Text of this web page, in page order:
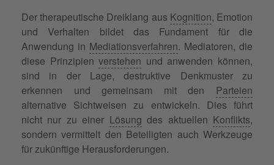
Der therapeutische Dreiklang aus Kognition, Emotion
und Verhalten bildet das Fundament für die
Anwendung in Mediationsverfahren. Mediatoren, die
diese Prinzipienverstehen und anwenden können,
sind in der Lage, destruktive Denkmuster zu
erkennen und gemeinsam mit den Parteien
alternative Sichtweisen zu entwickeln. Dies führt
nicht nur zu einer Lösung des aktuellen Konflikts,
sondern vermittelt den Beteiligten auch Werkzeuge
für zukünftige Herausforderungen.